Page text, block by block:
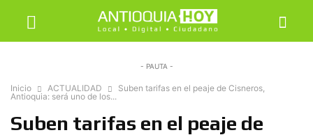
- PAUTA -
Inicio ACTUALIDAD
Suben tarifas en el peaje de Cisneros,
Antioquia: será uno de los...
Suben tarifas en el peaje de